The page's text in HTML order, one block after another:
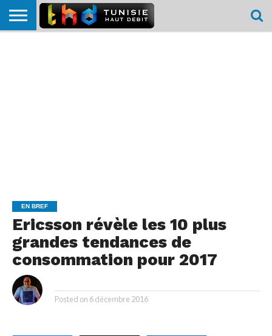
EN BREF
Ericsson révèle les 10 plus
grandes tendances de
consommation pour 2017
Posted on 6 décembre 2016